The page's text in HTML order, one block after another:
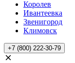
Королев
Ивантеевка
Звенигород
Климовск
+7 (800) 222-30-79